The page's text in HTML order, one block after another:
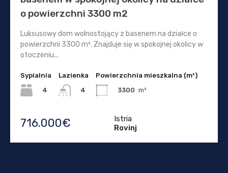
o powierzchni 3300 m2
Luksusowy dom wolnostojący z basenem na działce o
powierzchni 3300 m². Znajduje się w spokojnej okolicy w
otoczeniu...
Sypialnia
4
Lazienka
4
Powierzchnia mieszkalna (m²)
3300 m²
716.000€
Istria
Rovinj